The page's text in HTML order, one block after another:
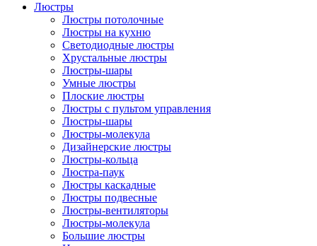
Люстры
Люстры потолочные
Люстры на кухню
Светодиодные люстры
Хрустальные люстры
Люстры-шары
Умные люстры
Плоские люстры
Люстры с пультом управления
Люстры-шары
Люстры-молекула
Дизайнерские люстры
Люстры-кольца
Люстра-паук
Люстры каскадные
Люстры подвесные
Люстры-вентиляторы
Люстры-молекула
Большие люстры